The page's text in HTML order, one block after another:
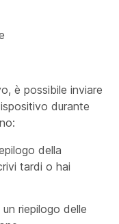
è possibile inviare
durante
della
tardi o hai
riepilogo delle